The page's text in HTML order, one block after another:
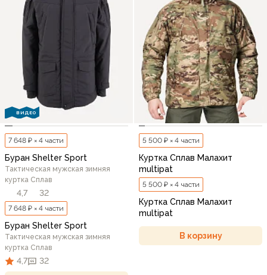
ВИДЕО
7 648 ₽ × 4 части
Буран Shelter Sport
Тактическая мужская зимняя
куртка Сплав
4,7 32
7 648 ₽ × 4 части
Буран Shelter Sport
Тактическая мужская зимняя
куртка Сплав
4,7 32
5 500 ₽ × 4 части
Куртка Сплав Малахит
multipat
5 500 ₽ × 4 части
Куртка Сплав Малахит
multipat
В корзину